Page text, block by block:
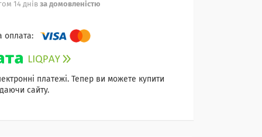
14 днів за домовленістю
платежі. Тепер ви можете купити
сайту.